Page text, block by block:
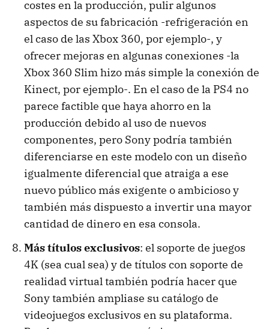
costes en la producción, pulir algunos
aspectos de su fabricación -refrigeración en
el caso de las Xbox 360, por ejemplo-, y
ofrecer mejoras en algunas conexiones -la
Xbox 360 Slim hizo más simple la conexión de
Kinect, por ejemplo-. En el caso de la PS4 no
parece factible que haya ahorro en la
producción debido al uso de nuevos
componentes, pero Sony podría también
diferenciarse en este modelo con un diseño
igualmente diferencial que atraiga a ese
nuevo público más exigente o ambicioso y
también más dispuesto a invertir una mayor
cantidad de dinero en esa consola.
Más títulos exclusivos: el soporte de juegos
4K (sea cual sea) y de títulos con soporte de
realidad virtual también podría hacer que
Sony también ampliase su catálogo de
videojuegos exclusivos en su plataforma.